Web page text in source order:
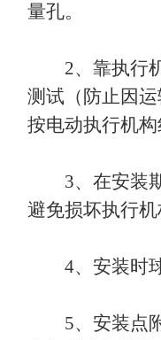
量孔。
2、靠执行机
测试（防止因
按电动执行机
3、在安装期
避免损坏执行
4、安装时球
5、安装点附